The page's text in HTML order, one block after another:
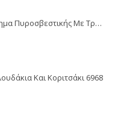
Playmobil City Action Όχημα Πυροσβεστικής Με Τροχαλία Ρυμούλκησης 9466
Και Κοριτσάκι 6968